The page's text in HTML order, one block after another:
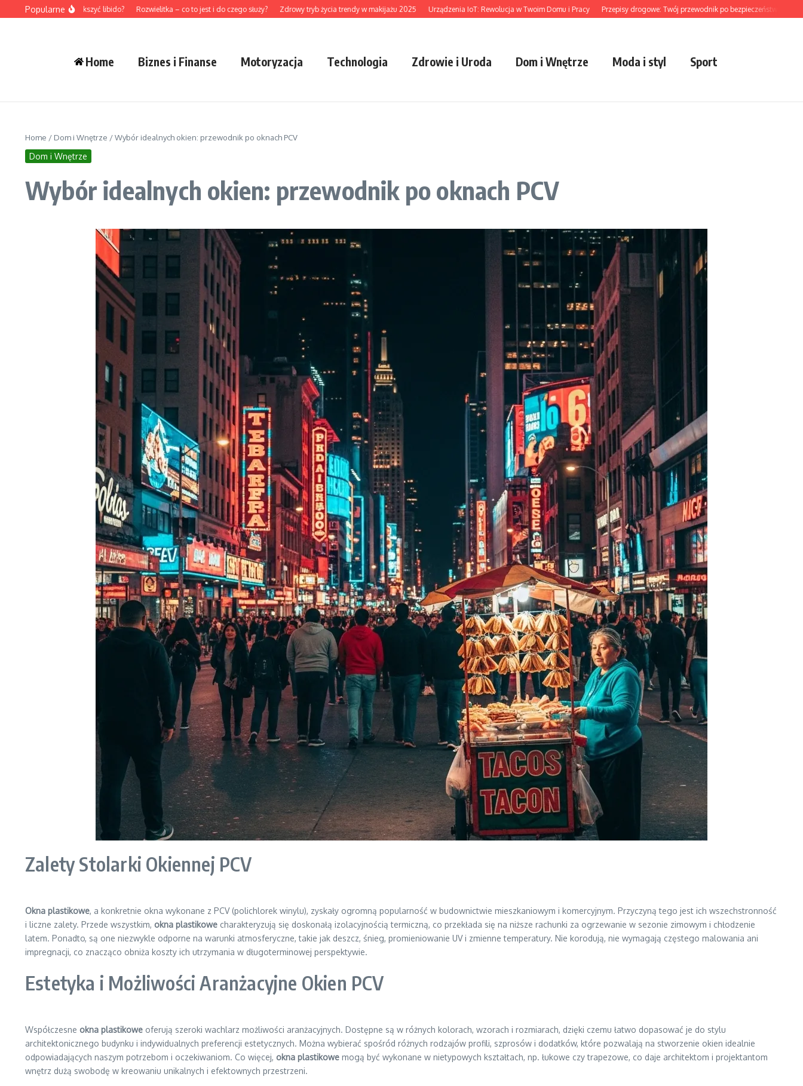
Przejdź do treści
Popularne
Jak naturalnie zwiększyć libido? Rozwielitka – co to jest i do czego służy? Zdrowy tryb życia trendy w makijażu 2025 Urządzenia IoT: Rewolucja w Twoim Domu i Pracy Przepisy drogowe: Twój przewodnik po bezpieczeństwie Trendy
Home Biznes i Finanse Motoryzacja Technologia Zdrowie i Uroda Dom i Wnętrze Moda i styl Sport
Home / Dom i Wnętrze /Wybór idealnych okien: przewodnik po oknach PCV
Dom i Wnętrze
Wybór idealnych okien: przewodnik po oknach PCV
Zalety Stolarki Okiennej PCV
Okna plastikowe, a konkretnie okna wykonane z PCV (polichlorek winylu), zyskały ogromną popularność w budownictwie mieszkaniowym i komercyjnym. Przyczyną tego jest ich wszechstronność
i liczne zalety. Przede wszystkim, okna plastikowe charakteryzują się doskonałą izolacyjnością termiczną, co przekłada się na niższe rachunki za ogrzewanie w sezonie zimowym i chłodzenie
latem. Ponadto, są one niezwykle odporne na warunki atmosferyczne, takie jak deszcz, śnieg, promieniowanie UV i zmienne temperatury. Nie korodują, nie wymagają częstego malowania ani
impregnacji, co znacząco obniża koszty ich utrzymania w długoterminowej perspektywie.
Estetyka i Możliwości Aranżacyjne Okien PCV
Współczesne okna plastikowe oferują szeroki wachlarz możliwości aranżacyjnych. Dostępne są w różnych kolorach, wzorach i rozmiarach, dzięki czemu łatwo dopasować je do stylu
architektonicznego budynku i indywidualnych preferencji estetycznych. Można wybierać spośród różnych rodzajów profili, szprosów i dodatków, które pozwalają na stworzenie okien idealnie
odpowiadających naszym potrzebom i oczekiwaniom. Co więcej, okna plastikowe mogą być wykonane w nietypowych kształtach, np. łukowe czy trapezowe, co daje architektom i projektantom
wnętrz dużą swobodę w kreowaniu unikalnych i efektownych przestrzeni.